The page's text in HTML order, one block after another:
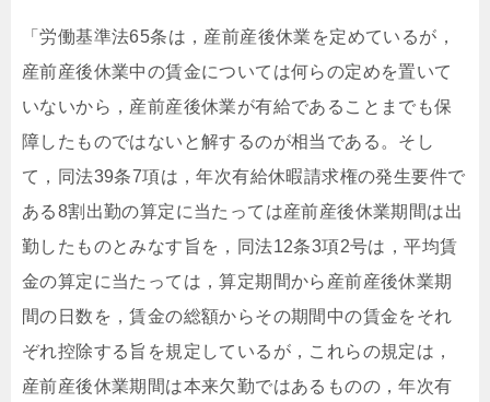
「労働基準法65条は，産前産後休業を定めているが，
産前産後休業中の賃金については何らの定めを置いて
いないから，産前産後休業が有給であることまでも保
障したものではないと解するのが相当である。そし
て，同法39条7項は，年次有給休暇請求権の発生要件で
ある8割出勤の算定に当たっては産前産後休業期間は出
勤したものとみなす旨を，同法12条3項2号は，平均賃
金の算定に当たっては，算定期間から産前産後休業期
間の日数を，賃金の総額からその期間中の賃金をそれ
ぞれ控除する旨を規定しているが，これらの規定は，
産前産後休業期間は本来欠勤ではあるものの，年次有